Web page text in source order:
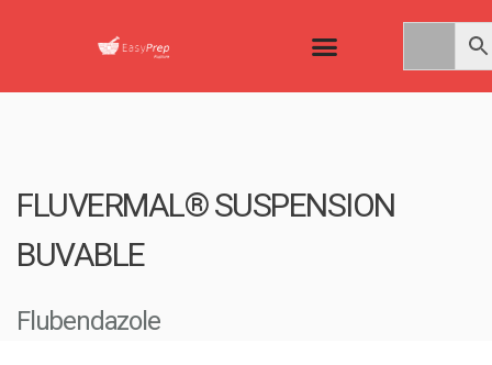
FLUVERMAL® SUSPENSION
BUVABLE
Flubendazole